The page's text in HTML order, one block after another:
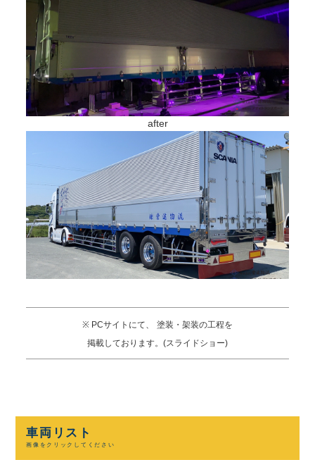
after
※ PCサイトにて、
塗装・架装の工程を
掲載しております。(スライドショー)
車両リスト
画像をクリックしてください